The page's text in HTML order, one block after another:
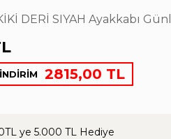
DERİ SIYAH Ayakkabı
2815,00 TL
ye 5.000 TL Hediye